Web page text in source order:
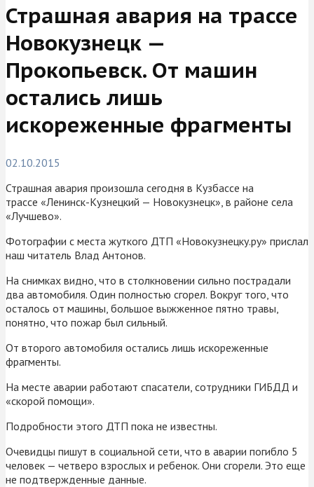
Страшная авария на трассе
Новокузнецк —
Прокопьевск. От машин
остались лишь
искореженные фрагменты
02.10.2015
Страшная авария произошла сегодня в Кузбассе на
трассе «Ленинск-Кузнецкий — Новокузнецк», в районе села
«Лучшево».
Фотографии с места жуткого ДТП «Новокузнецку.ру» прислал
наш читатель Влад Антонов.
На снимках видно, что в столкновении сильно пострадали
два автомобиля. Один полностью сгорел. Вокруг того, что
осталось от машины, большое выжженное пятно травы,
понятно, что пожар был сильный.
От второго автомобиля остались лишь искореженные
фрагменты.
На месте аварии работают спасатели, сотрудники ГИБДД и
«скорой помощи».
Подробности этого ДТП пока не известны.
Очевидцы пишут в социальной сети, что в аварии погибло 5
человек — четверо взрослых и ребенок. Они сгорели. Это еще
не подтвержденные данные.